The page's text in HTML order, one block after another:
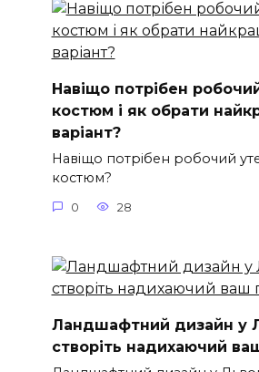
Навіщо потрібен
костюм і як обрати
варіант?
Навіщо потрібен робочий
костюм?
0 28
Ландшафтний дизайн у
створіть надихаючий